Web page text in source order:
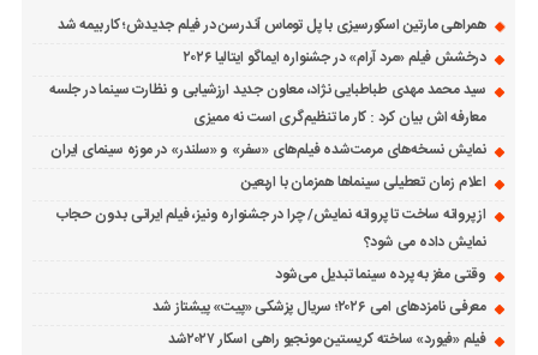
همراهی مارتین اسکورسیزی با پل توماس ٱندرسن در فیلم جدیدش؛ کار بیمه شد
درخشش فیلم «مرد آرام» در جشنواره ایماگو ایتالیا ۲۰۲۶
سید محمد مهدی طباطبایی نژاد، معاون جدید ارزشیابی و نظارت سینما در جلسه
معارفه اش بیان کرد : کار ما تنظیم‌گری است نه ممیزی
نمایش نسخه‌های مرمت‌شده فیلم‌های «سفر» و «سلندر» در موزه سینمای ایران
اعلام زمان تعطیلی سینماها همزمان با اربعین
از پروانه ساخت تا پروانه نمایش/ چرا در جشنواره ونیز، فیلم ایرانی بدون حجاب
نمایش داده می شود؟
وقتی مغز به پرده سینما تبدیل می‌شود
معرفی نامزدهای امی ۲۰۲۶؛ سریال پزشکی «پیت» پیشتاز شد
فیلم «فیورد» ساخته کریستین مونجیو راهی اسکار ۲۰۲۷شد